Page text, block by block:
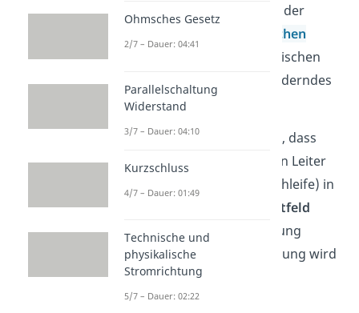
beschreibt das
der
elektrischen
an einem elektrischen
Leiter durch ein sich veränderndes
Magnetfeld.
Du kannst dir also merken, dass
wenn du einen elektrischen Leiter
(zum Beispiel eine Leiterschleife) in
Magnetfeld
bringst, an ihr eine Spannung
abfallen wird. Diese Spannung wird
alsInduktionsspannung
bezeichnet.
Ohmsches Gesetz
2/7 – Dauer: 04:41
Parallelschaltung
Widerstand
3/7 – Dauer: 04:10
Kurzschluss
4/7 – Dauer: 01:49
Technische und
physikalische
Stromrichtung
5/7 – Dauer: 02:22